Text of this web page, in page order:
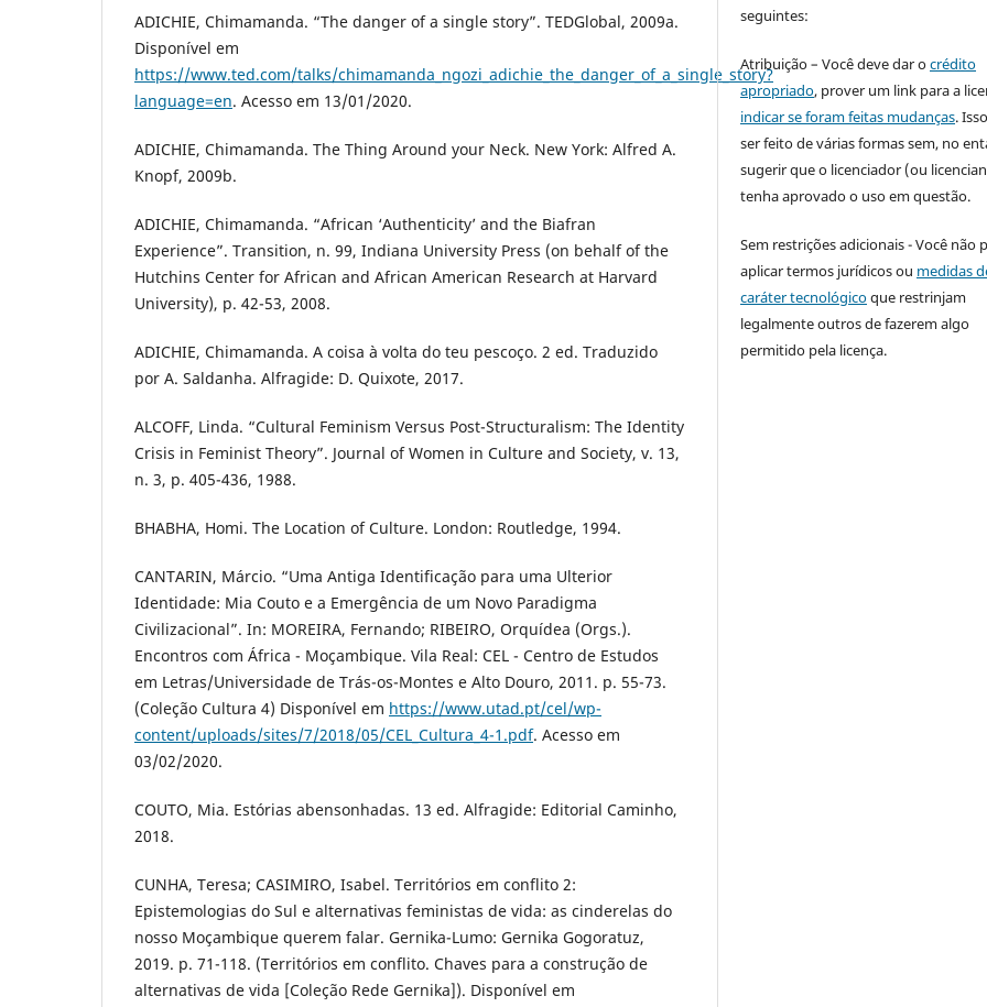
ADICHIE, Chimamanda. “The danger of a single story”. TEDGlobal, 2009a.
Disponível em
https://www.ted.com/talks/chimamanda_ngozi_adichie_the_danger_of_a_single_story?
language=en. Acesso em 13/01/2020.
ADICHIE, Chimamanda. The Thing Around your Neck. New York: Alfred A.
Knopf, 2009b.
ADICHIE, Chimamanda. “African ‘Authenticity’ and the Biafran
Experience”. Transition, n. 99, Indiana University Press (on behalf of the
Hutchins Center for African and African American Research at Harvard
University), p. 42-53, 2008.
ADICHIE, Chimamanda. A coisa à volta do teu pescoço. 2 ed. Traduzido
por A. Saldanha. Alfragide: D. Quixote, 2017.
ALCOFF, Linda. “Cultural Feminism Versus Post-Structuralism: The Identity
Crisis in Feminist Theory”. Journal of Women in Culture and Society, v. 13,
n. 3, p. 405-436, 1988.
BHABHA, Homi. The Location of Culture. London: Routledge, 1994.
CANTARIN, Márcio. “Uma Antiga Identificação para uma Ulterior
Identidade: Mia Couto e a Emergência de um Novo Paradigma
Civilizacional”. In: MOREIRA, Fernando; RIBEIRO, Orquídea (Orgs.).
Encontros com África - Moçambique. Vila Real: CEL - Centro de Estudos
em Letras/Universidade de Trás-os-Montes e Alto Douro, 2011. p. 55-73.
(Coleção Cultura 4) Disponível em https://www.utad.pt/cel/wp-
content/uploads/sites/7/2018/05/CEL_Cultura_4-1.pdf. Acesso em
03/02/2020.
COUTO, Mia. Estórias abensonhadas. 13 ed. Alfragide: Editorial Caminho,
2018.
CUNHA, Teresa; CASIMIRO, Isabel. Territórios em conflito 2:
Epistemologias do Sul e alternativas feministas de vida: as cinderelas do
nosso Moçambique querem falar. Gernika-Lumo: Gernika Gogoratuz,
2019. p. 71-118. (Territórios em conflito. Chaves para a construção de
alternativas de vida [Coleção Rede Gernika]). Disponível em
seguintes:
Atribuição – Você deve dar ocrédito
apropriado, prover um link para a
indicar se foram feitas mudanças.
ser feito de várias formas sem, no
sugerir que o licenciador (ou
tenha aprovado o uso em questão.
Sem restrições adicionais - Você não
aplicar termos jurídicos ou medidas
caráter tecnológicoque restrinjam
legalmente outros de fazerem algo
permitido pela licença.